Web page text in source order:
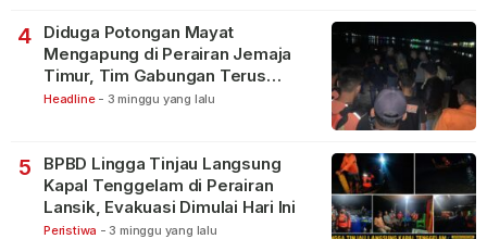
4
Diduga Potongan Mayat
Mengapung di Perairan Jemaja
Timur, Tim Gabungan Terus
Lakukan Pencarian
Headline - 3 minggu yang lalu
5
BPBD Lingga Tinjau Langsung
Kapal Tenggelam di Perairan
Lansik, Evakuasi Dimulai Hari Ini
Peristiwa - 3 minggu yang lalu